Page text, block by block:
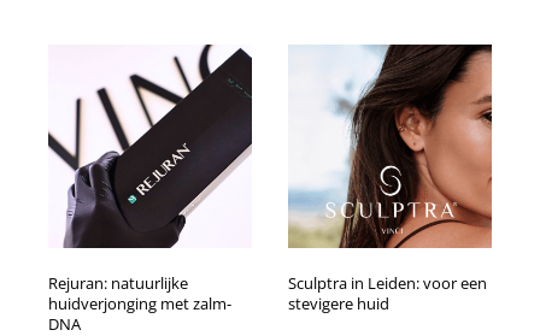
Rejuran: natuurlijke
huidverjonging met zalm-
DNA
Sculptra in Leiden: voor een
stevigere huid